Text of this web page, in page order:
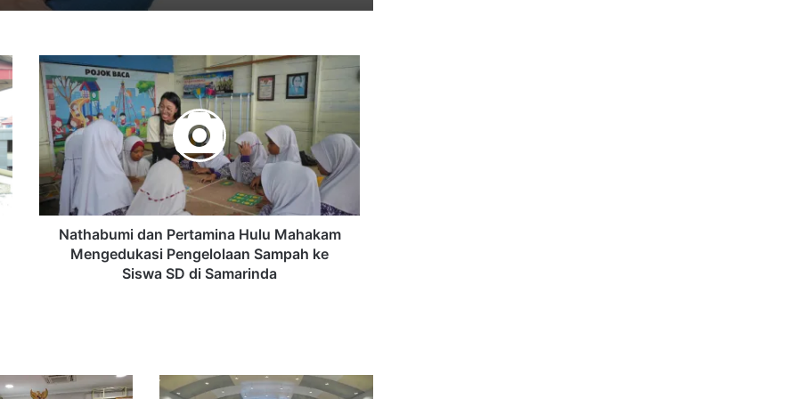
Dari Mahasiswa Jadi Pengusaha, Agen Lion Parcel di Pontianak Raup Puluhan Juta Per Bulan
Sereh Wangi Mengubah Lahan Pasir Pascabanjir di Desa Pulu Sulteng Menjadi Sumber Ekonomi Baru
Nathabumi
dan
Pertamina
Hulu
Mahakam
Mengedukasi
Pengelolaan
Sampah
ke
SiswaNathabumi dan Pertamina Hulu Mahakam
Mengedukasi Pengelolaan Sampah ke
Siswa SD di Samarinda